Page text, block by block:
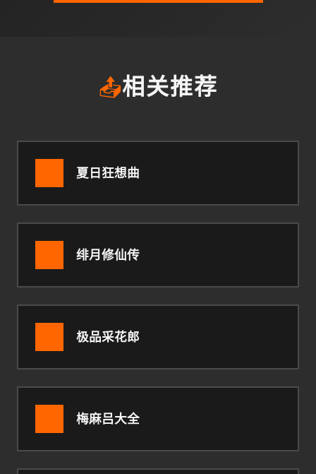
📤相关推荐
夏日狂想曲
绯月修仙传
极品采花郎
梅麻吕大全